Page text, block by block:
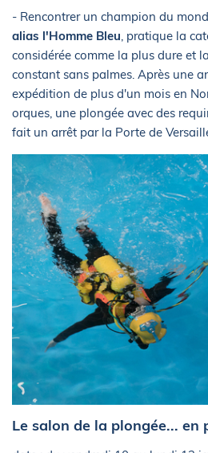
- Rencontrer un champion du
alias l'Homme Bleu , pratique la
considérée comme la plus dure et
constant sans palmes. Après une
expédition de plus d'un mois en
orques, une plongée avec des
fait un arrêt par la Porte de
Le salon de la plongée... en